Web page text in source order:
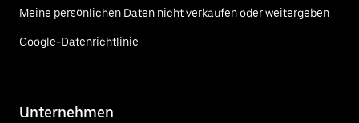
Meine persönlichen Daten nicht verkaufen oder weitergeben
Google-Datenrichtlinie
Unternehmen